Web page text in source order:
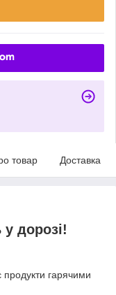
товар Доставка
у дорозі!
продукти гарячими